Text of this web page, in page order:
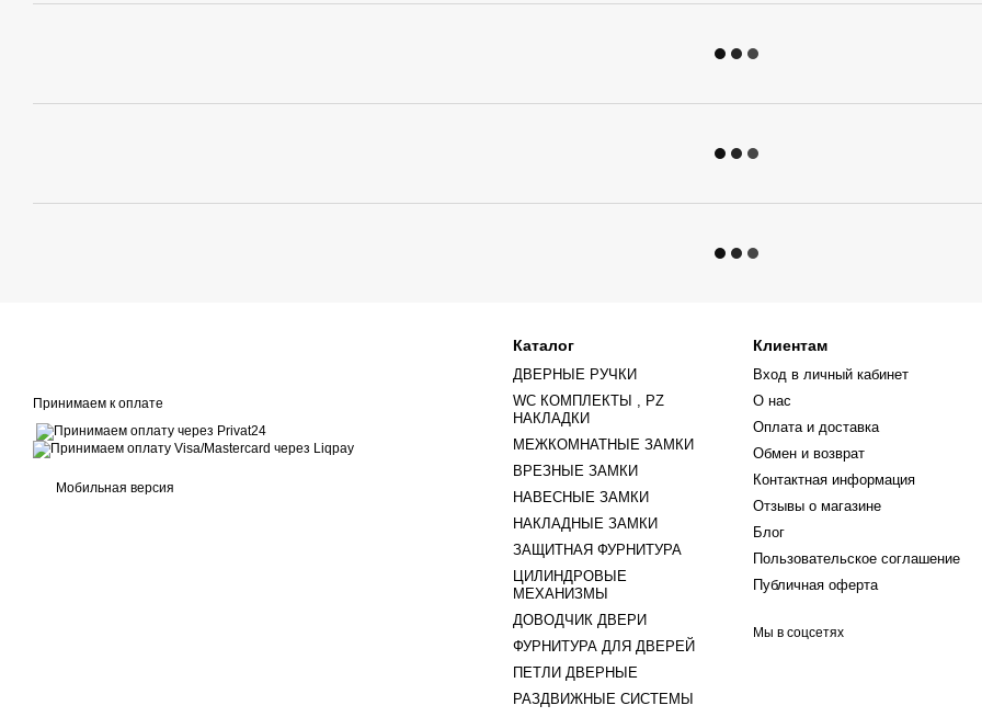
Принимаем к оплате
Мобильная версия
Каталог
ДВЕРНЫЕ РУЧКИ
WC КОМПЛЕКТЫ , PZ
НАКЛАДКИ
МЕЖКОМНАТНЫЕ ЗАМКИ
ВРЕЗНЫЕ ЗАМКИ
НАВЕСНЫЕ ЗАМКИ
НАКЛАДНЫЕ ЗАМКИ
ЗАЩИТНАЯ ФУРНИТУРА
ЦИЛИНДРОВЫЕ
МЕХАНИЗМЫ
ДОВОДЧИК ДВЕРИ
ФУРНИТУРА ДЛЯ ДВЕРЕЙ
ПЕТЛИ ДВЕРНЫЕ
РАЗДВИЖНЫЕ СИСТЕМЫ
Клиентам
Вход в личный кабинет
О нас
Оплата и доставка
Обмен и возврат
Контактная информация
Отзывы о магазине
Блог
Пользовательское соглашение
Публичная оферта
Мы в соцсетях